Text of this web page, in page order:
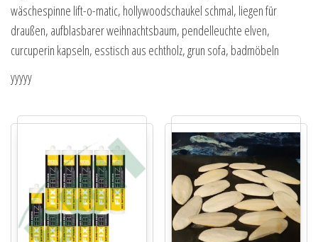
wäschespinne lift-o-matic, hollywoodschaukel schmal, liegen für
draußen, aufblasbarer weihnachtsbaum, pendelleuchte elven,
curcuperin kapseln, esstisch aus echtholz, grun sofa, badmöbeln
yyyyy